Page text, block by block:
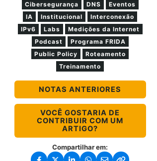
Cibersegurança DNS
Eventos
IA
Institucional
Interconexão
IPv6
Labs
Medições da Internet
Podcast
Programa FRIDA
Public Policy
Roteamento
Treinamento
NOTAS ANTERIORES
VOCÊ GOSTARIA DE
CONTRIBUIR COM UM
ARTIGO?
Compartilhar em: